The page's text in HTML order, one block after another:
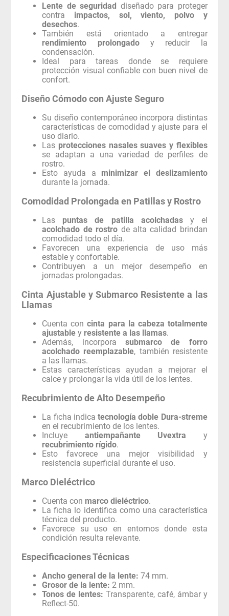
Lente de seguridad diseñado para proteger
contra impactos, sol, viento, polvo y
desechos.
También está orientado a entregar
rendimiento prolongadoy reducir la
condensación.
Ideal para tareas donde se requiere
protección visual confiable con buen nivel de
confort.
Diseño Cómodo con Ajuste Seguro
Su diseño contemporáneo incorpora distintas
características de comodidad y ajuste para el
uso diario.
Las protecciones nasales suaves y flexibles
se adaptan a una variedad de perfiles de
rostro.
Esto ayuda a minimizar el deslizamiento
durante la jornada.
Comodidad Prolongada en Patillas y Rostro
Las puntas de patilla acolchadasy el
acolchado de rostro de alta calidad brindan
comodidad todo el día.
Favorecen una experiencia de uso más
estable y confortable.
Contribuyen a un mejor desempeño en
jornadas prolongadas.
Cinta Ajustable y Submarco Resistente a las
Llamas
Cuenta concinta para la cabeza totalmente
ajustable y resistente a las llamas.
Además, incorpora submarco de forro
acolchado reemplazable, también resistente
a las llamas.
Estas características ayudan a mejorar el
calce y prolongar la vida útil de los lentes.
Recubrimiento de Alto Desempeño
La ficha indicatecnología doble Dura-streme
en el recubrimiento de los lentes.
Incluye antiempañante Uvextra y
recubrimiento rígido.
Esto favorece una mejor visibilidad y
resistencia superficial durante el uso.
Marco Dieléctrico
Cuenta con marco dieléctrico.
La ficha lo identifica como una característica
técnica del producto.
Favorece su uso en entornos donde esta
condición resulta relevante.
Especificaciones Técnicas
Ancho general de la lente: 74 mm.
Grosor de la lente: 2 mm.
Tonos de lentes: Transparente, café, ámbar y
Reflect-50.